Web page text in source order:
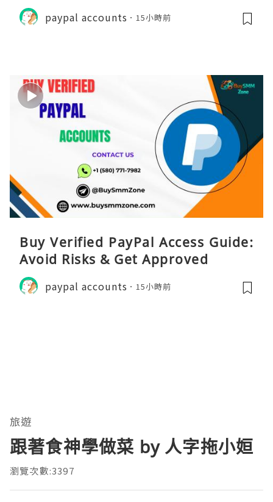
paypal accounts 15小時前
Buy Verified PayPal Access Guide:
Avoid Risks & Get Approved
paypal accounts 15小時前
旅遊
跟著食神學做菜 by 人字拖小姮
瀏覽次數:3397